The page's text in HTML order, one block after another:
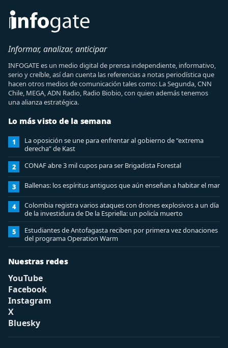
Informar, analizar, anticipar
INFOGATE es un medio digital de prensa independiente, informativo,
serio y creíble, así dan cuenta las referencias a notas periodística que
hacen otros medios de comunicación tales como: La Segunda, CNN
Chile, MEGA, ADN Radio, Radio Biobio, con quien además tenemos
una alianza estratégica.
Lo más visto de la semana
1
La oposición se une para enfrentar al gobierno de “extrema
derecha” de Kast
2 CONAF abre 3 mil cupos para ser Brigadista Forestal
3 Ballenas: los espíritus antiguos que aún enseñan a habitar el mar
4
Colombia registra varios ataques con drones explosivos a un día
de la investidura de De la Espriella: un policía muerto
5
Estudiantes de Antofagasta reciben por primera vez donaciones
del programa Operation Warm
Nuestras redes
YouTube
Facebook
Instagram
X
Bluesky